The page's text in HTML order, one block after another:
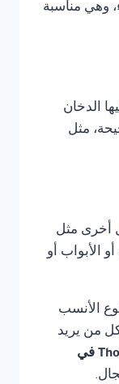
وهي مناسبة
الدخان
مثل
أخرى مثل
الأبواب أو
الأنسب
من يريد
صيانة نظام انذار حريق Thorn في